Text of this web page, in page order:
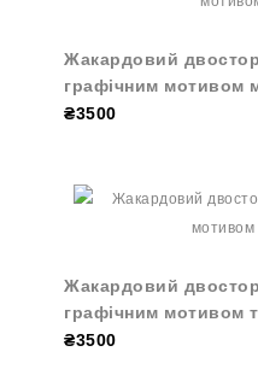
Жакардовий
графічним мотивом
₴3500
Жакардовий
графічним мотивом
₴3500